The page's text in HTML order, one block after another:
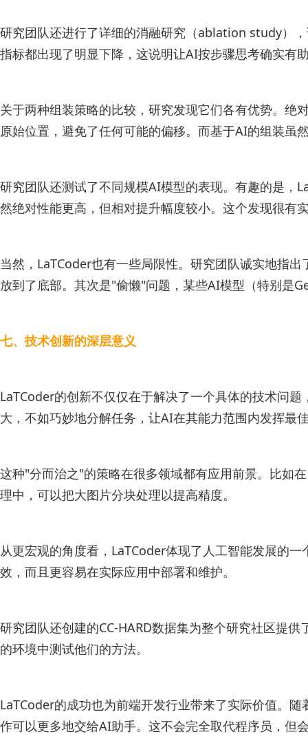
研究团队还进行了详细的消融研究（ablation study）
指标都出现了明显下降，这说明让AI按步骤思考确实有
关于两种组装策略的比较，研究发现它们各有优势。绝
原始位置，避免了任何可能的偏移。而基于AI的组装虽
研究团队还测试了不同规模AI模型的表现。有趣的是，
然绝对性能更高，但相对提升幅度较小。这个发现很有
当然，LaTCoder也有一些局限性。研究团队诚实地指
放到了底部。其次是"偷懒"问题，某些AI模型（特别是
七、技术创新的深层意义
LaTCoder的创新不仅仅在于解决了一个具体的技术问
大，不如巧妙地分解任务，让AI在其能力范围内发挥最
这种"分而治之"的策略在很多领域都有应用前景。比如
理中，可以把大图片分块处理以提高精度。
从更宏观的角度看，LaTCoder体现了人工智能发展的
效，而且更容易在实际应用中部署和维护。
研究团队还创建的CC-HARD数据集为整个研究社区提
的环境中测试他们的方法。
LaTCoder的成功也为前端开发行业带来了实际价值。
作可以更多地交给AI助手。这不会完全取代程序员，但